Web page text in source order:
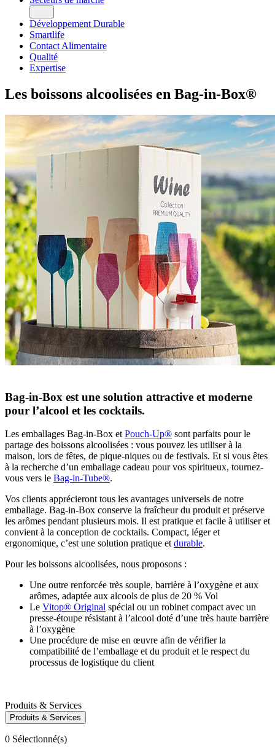
Smartlife
Contact Alimentaire
Qualité
Expertise
Automobile
Produits laitiers et œufs liquides
Détergents
Huile alimentaire
Jus de fruits
Développement Durable
Smartlife
Contact Alimentaire
Qualité
Expertise
Les boissons alcoolisées en Bag-in-Box®
Bag-in-Box est une solution attractive et moderne
pour l’alcool et les cocktails.
Les emballages Bag-in-Box et Pouch-Up® sont parfaits pour le
partage des boissons alcoolisées : vous pouvez les utiliser à la
maison, lors de fêtes, de pique-niques ou de festivals. Et si vous êtes
à la recherche d’un emballage cadeau pour vos spiritueux, tournez-
vous vers le Bag-in-Tube®.
Vos clients apprécieront tous les avantages universels de notre
emballage. Bag-in-Box conserve la fraîcheur du produit et préserve
les arômes pendant plusieurs mois. Il est pratique et facile à utiliser et
convient à la conception de cocktails. Compact, léger et
ergonomique, c’est une solution pratique et durable.
Pour les boissons alcoolisées, nous proposons :
Une outre renforcée très souple, barrière à l’oxygène et aux
arômes, adaptée aux alcools de plus de 20 % Vol
Le Vitop® Original spécial ou un robinet compact avec un
presse-étoupe résistant à l’alcool doté d’une très haute barrière
à l’oxygène
Une procédure de mise en œuvre afin de vérifier la
compatibilité de l’emballage et du produit et le respect du
processus de logistique du client
Produits & Services
Produits & Services
0 Sélectionné(s)